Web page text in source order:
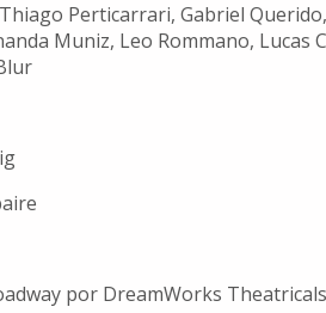
Perticarrari, Gabriel
Muniz, Leo Rommano, Lucas
por DreamWorks